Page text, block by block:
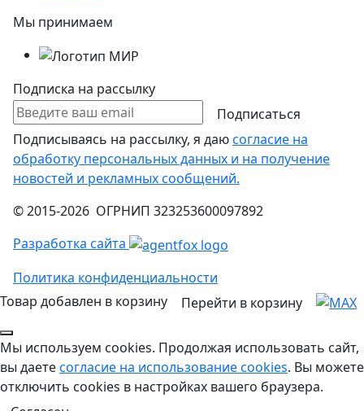
Мы принимаем
Подписка на рассылку
Подписаться
Подписываясь на рассылку, я даюсогласие на
обработку персональных данных и на получение
новостей и рекламных сообщений.
© 2015-2026 ОГРНИП 323253600097892
Разработка сайта
Политика конфиденциальности
Товар добавлен в корзину
Перейти в корзину
Мы используем cookies. Продолжая использовать сайт,
вы даетесогласие на использование cookies. Вы можете
отключить cookies в настройках вашего браузера.